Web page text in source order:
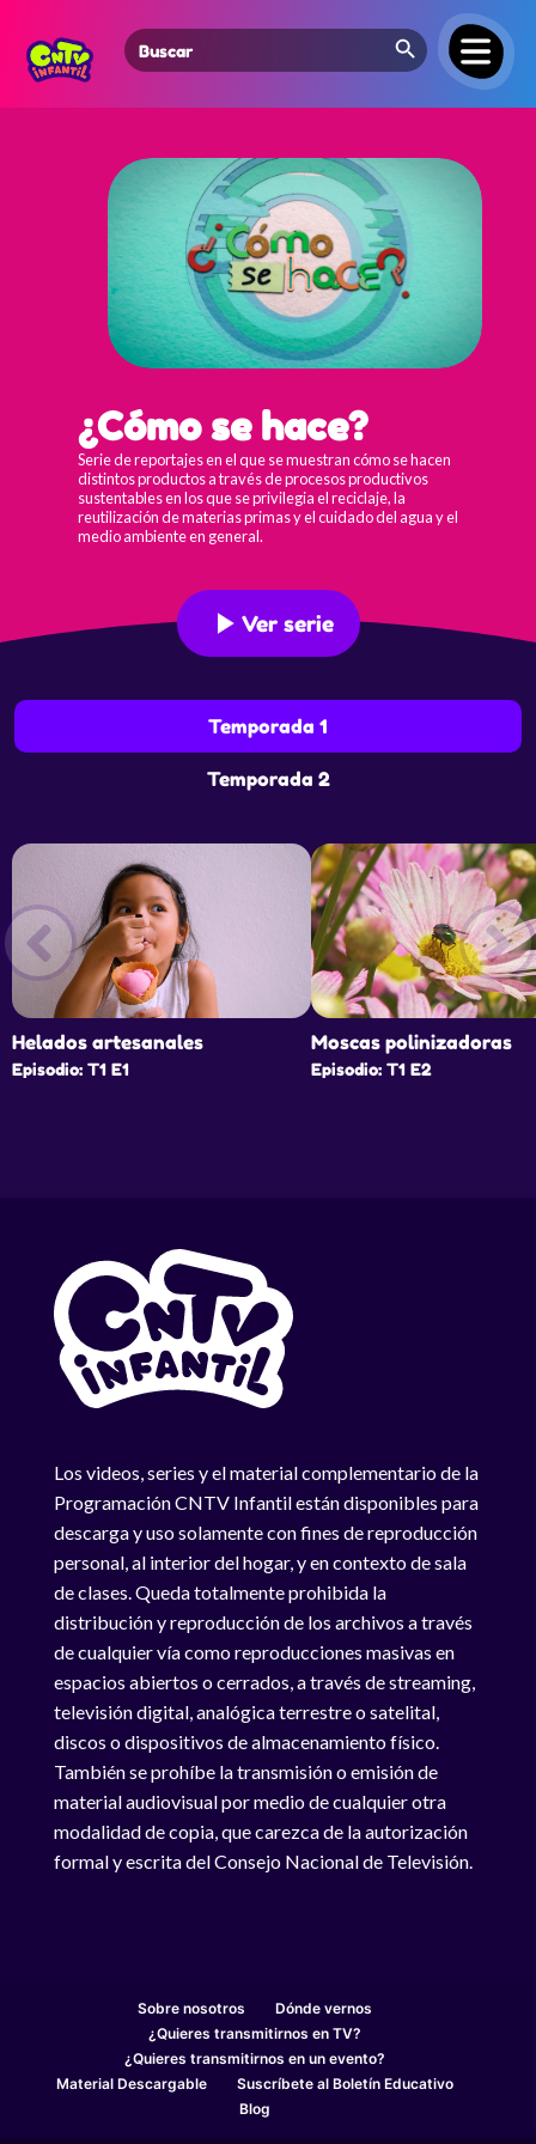
Search
for:
Search Button
¿Cómo se hace?
Serie de reportajes en el que se muestran cómo se hacen
distintos productos a través de procesos productivos
sustentables en los que se privilegia el reciclaje, la
reutilización de materias primas y el cuidado del agua y el
medio ambiente en general.
Ver serie
Temporada 1
Temporada 2
Helados artesanales
Episodio: T1 E1
Moscas polinizadoras
Episodio: T1 E2
Los videos, series y el material complementario de la
Programación CNTV Infantil están disponibles para
descarga y uso solamente con fines de reproducción
personal, al interior del hogar, y en contexto de sala
de clases. Queda totalmente prohibida la
distribución y reproducción de los archivos a través
de cualquier vía como reproducciones masivas en
espacios abiertos o cerrados, a través de streaming,
televisión digital, analógica terrestre o satelital,
discos o dispositivos de almacenamiento físico.
También se prohíbe la transmisión o emisión de
material audiovisual por medio de cualquier otra
modalidad de copia, que carezca de la autorización
formal y escrita del Consejo Nacional de Televisión.
Sobre nosotros
Dónde vernos
¿Quieres transmitirnos en TV?
¿Quieres transmitirnos en un evento?
Material Descargable
Suscríbete al Boletín Educativo
Blog